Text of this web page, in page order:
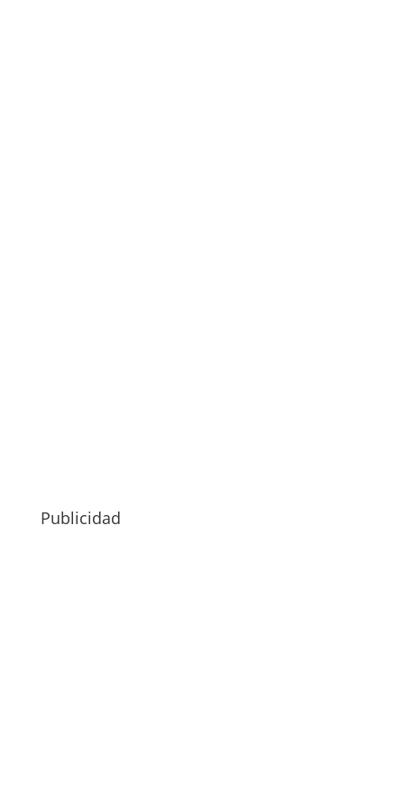
Publicidad